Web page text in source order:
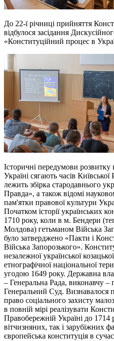
До 22-ї річниці прийняття
відбулося засідання
«Конституційний процес в
Історичні передумови
Україні сягають часів Київської
лежить збірка стародавнього
Правда», а також відомі
пам'ятки правової культури
Початком історії українських
1710 року, коли в м. Бендери
Молдова) гетьманом Війська
було затверджено «Пакти і
Війська Запорозького».
незалежної української
етнографічної національної
угодою 1649 року. Державна
– Генеральна Рада, виконавчу –
Генеральний Суд. Визнавалося
право соціального захисту
в повній мірі реалізувати
Правобережній Україні до
вітчизняних, так і зарубіжних
європейська конституція в